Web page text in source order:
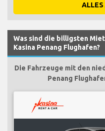
ALLES
Was sind die billigsten
Kasina Penang Flughafen?
Die Fahrzeuge mit den
Penang